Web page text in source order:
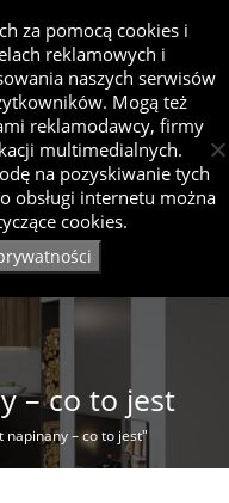
– co to jest
napinany – co to jest"
za pomocą cookies i
reklamowych i
naszych serwisów
Mogą też
reklamodawcy, firmy
multimedialnych.
na pozyskiwanie tych
obsługi internetu można
cookies.